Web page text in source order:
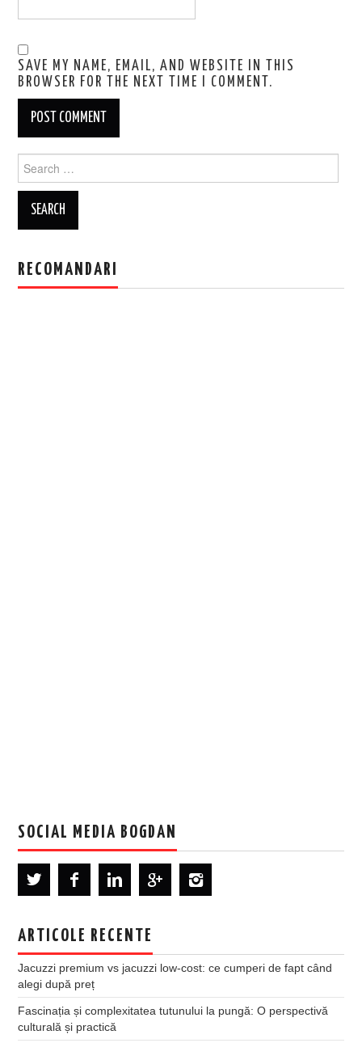
SAVE MY NAME, EMAIL, AND WEBSITE IN THIS
BROWSER FOR THE NEXT TIME I COMMENT.
Search
for:
RECOMANDARI
SOCIAL MEDIA BOGDAN
ARTICOLE RECENTE
Jacuzzi premium vs jacuzzi low-cost: ce cumperi de fapt când
alegi după preț
Fascinația și complexitatea tutunului la pungă: O perspectivă
culturală și practică